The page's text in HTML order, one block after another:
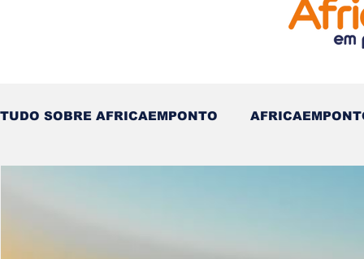
TUDO SOBRE AFRICAEMPONTO